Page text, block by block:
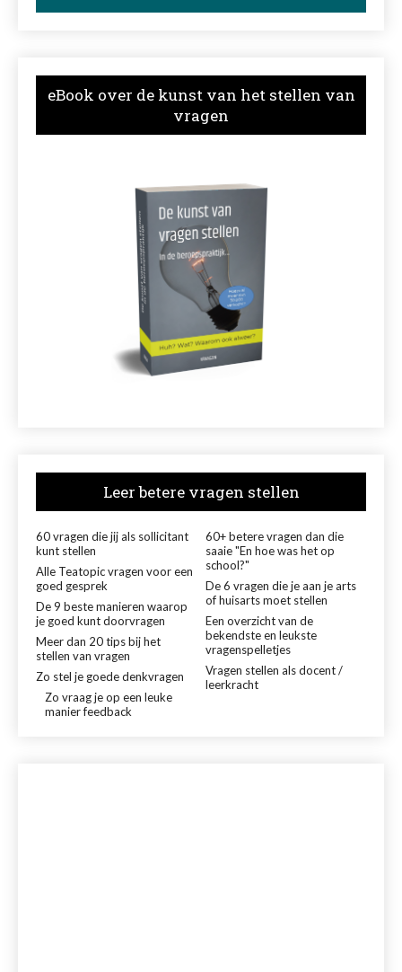
eBook over de kunst van het stellen van
vragen
Leer betere vragen stellen
60 vragen die jij als sollicitant
kunt stellen
60+ betere vragen dan die
saaie "En hoe was het op
school?"
Alle Teatopic vragen voor een
goed gesprek
De 6 vragen die je aan je arts
of huisarts moet stellen
De 9 beste manieren waarop
je goed kunt doorvragen
Een overzicht van de
bekendste en leukste
vragenspelletjes
Meer dan 20 tips bij het
stellen van vragen
Vragen stellen als docent /
leerkracht
Zo stel je goede denkvragen
Zo vraag je op een leuke
manier feedback